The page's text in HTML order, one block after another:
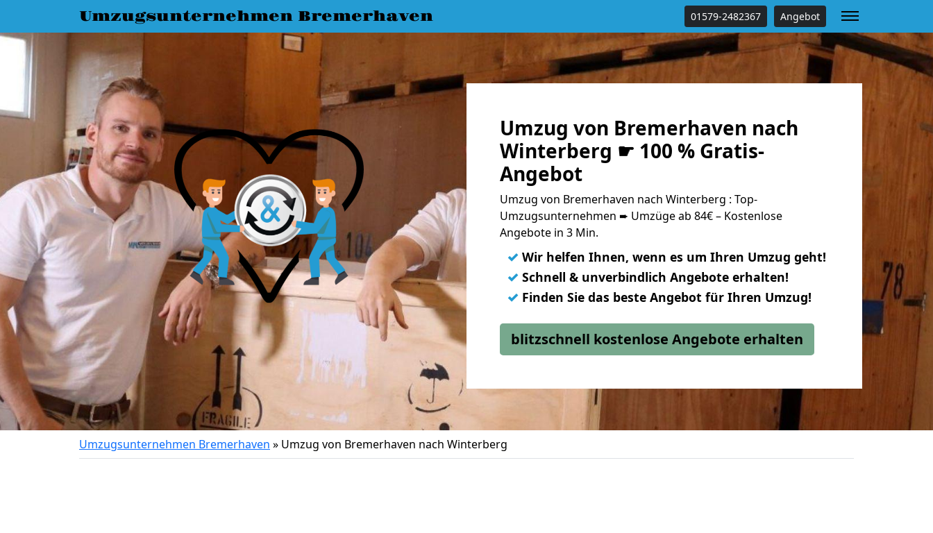
Umzugsunternehmen Bremerhaven 01579-2482367 Angebot
Umzug von Bremerhaven nach
Winterberg ☛ 100 % Gratis-
Angebot
Umzug von Bremerhaven nach Winterberg : Top-
Umzugsunternehmen ➨ Umzüge ab 84€ – Kostenlose
Angebote in 3 Min.
✓ Wir helfen Ihnen, wenn es um Ihren Umzug geht!
✓ Schnell & unverbindlich Angebote erhalten!
✓ Finden Sie das beste Angebot für Ihren Umzug!
blitzschnell kostenlose Angebote erhalten
Umzugsunternehmen Bremerhaven » Umzug von Bremerhaven nach Winterberg